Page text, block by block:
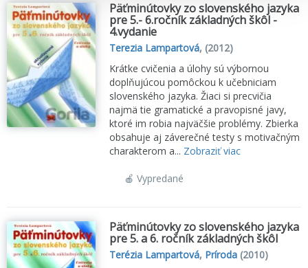
Päťminútovky zo slovenského jazyka
pre 5.- 6.ročník základných škôl -
4.vydanie
Terezia Lampartová, (2012)
Krátke cvičenia a úlohy sú výbornou
doplňujúcou pomôckou k učebniciam
slovenského jazyka. Žiaci si precvičia
najmä tie gramatické a pravopisné javy,
ktoré im robia najväčšie problémy. Zbierka
obsahuje aj záverečné testy s motivačným
charakterom a... Zobraziť viac
🍎 Vypredané
Päťminútovky zo slovenského jazyka
pre 5. a 6. ročník základných škôl
Terézia Lampartová, Príroda (2010)